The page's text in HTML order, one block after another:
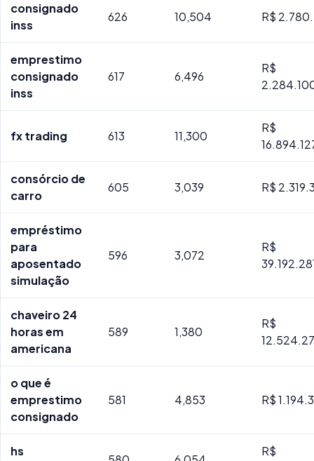
consignado
inss
626 10,504 R$
emprestimo
consignado
inss
617 6,496
R$
fx trading 613 11,300
R$
consórcio de
carro
605 3,039 R$
empréstimo
para
aposentado
simulação
596 3,072
R$
chaveiro 24
horas em
americana
589 1,380
R$
o que é
emprestimo
consignado
581 4,853 R$
hs
R$